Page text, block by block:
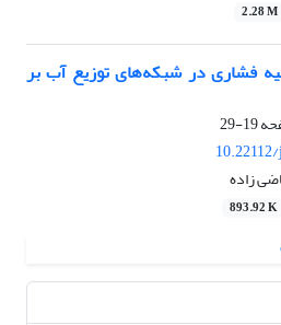
2.28 M
فشاری در شبکه‌های توزیع آب بر
19-29
زاده
893.92 K